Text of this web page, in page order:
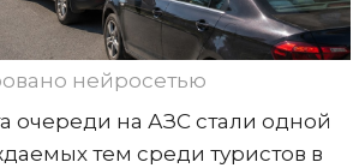
нейросетью
очереди на АЗС стали одной
тем среди туристов в